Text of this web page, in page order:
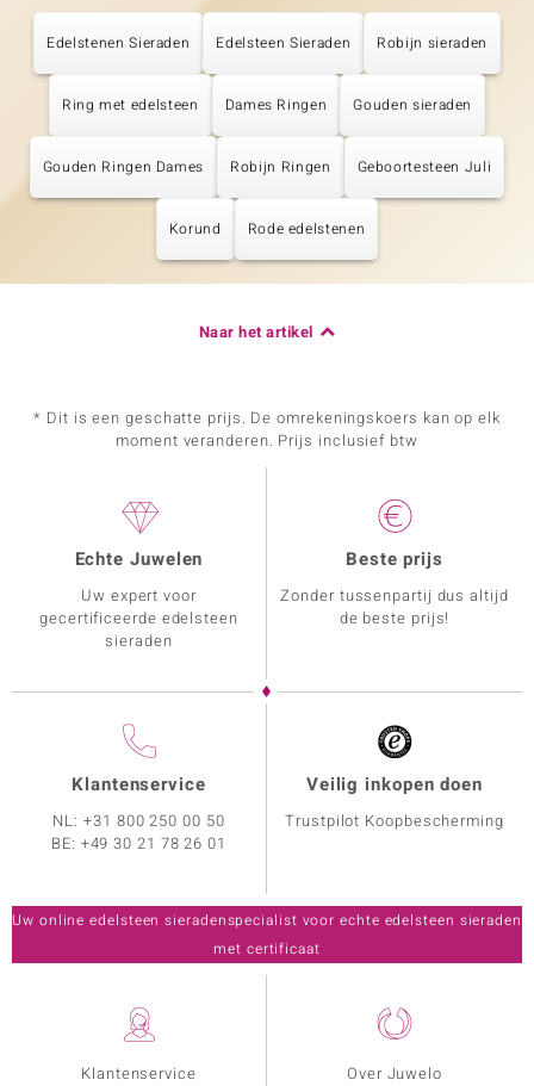
Edelstenen Sieraden Edelsteen Sieraden Robijn sieraden
Ring met edelsteen Dames Ringen Gouden sieraden
Gouden Ringen Dames Robijn Ringen Geboortesteen Juli
Korund Rode edelstenen
Naar het artikel
* Dit is een geschatte prijs. De omrekeningskoers kan op elk
moment veranderen. Prijs inclusief btw
Klantenservice
Over Juwelo
Echte Juwelen
Uw expert voor
gecertificeerde edelsteen
sieraden
Beste prijs
Zonder tussenpartij dus altijd
de beste prijs!
Klantenservice
NL:+31 800 250 00 50
BE: +49 30 21 78 26 01
Veilig inkopen doen
Trustpilot Koopbescherming
Uw online edelsteen sieradenspecialist voor echte edelsteen sieraden
met certificaat